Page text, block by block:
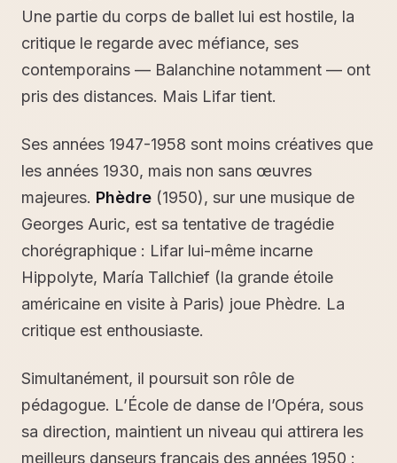
Une partie du corps de ballet lui est hostile, la
critique le regarde avec méfiance, ses
contemporains — Balanchine notamment — ont
pris des distances. Mais Lifar tient.
Ses années 1947-1958 sont moins créatives que
les années 1930, mais non sans œuvres
majeures. Phèdre (1950), sur une musique de
Georges Auric, est sa tentative de tragédie
chorégraphique : Lifar lui-même incarne
Hippolyte, María Tallchief (la grande étoile
américaine en visite à Paris) joue Phèdre. La
critique est enthousiaste.
Simultanément, il poursuit son rôle de
pédagogue. L’École de danse de l’Opéra, sous
sa direction, maintient un niveau qui attirera les
meilleurs danseurs français des années 1950 :